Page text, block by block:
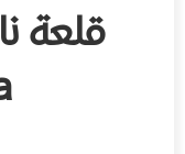
قلعة